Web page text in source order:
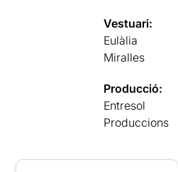
Vestuari:
Eulàlia
Miralles
Producció:
Entresol
Produccions